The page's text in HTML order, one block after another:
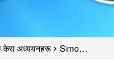
केस अध्ययनहरू
Simo